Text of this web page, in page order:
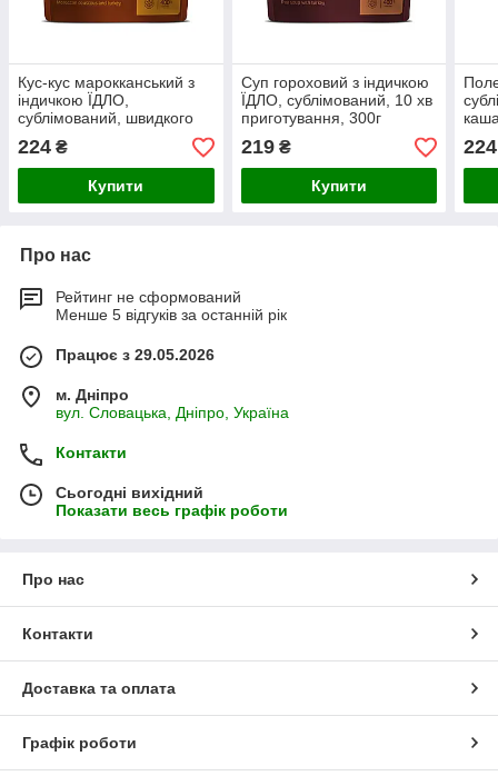
Кус-кус марокканський з
індичкою ЇДЛО,
сублімований, швидкого
приготування, 75г
224 ₴
Купити
Суп гороховий з індичкою
ЇДЛО, сублімований, 10 хв
приготування, 300г
219₴
Купити
для
224
Про нас
Рейтинг не сформований
Менше 5 відгуків за останній рік
Працює з 29.05.2026
м. Дніпро
вул. Словацька, Дніпро, Україна
Контакти
Сьогодні вихідний
Показати весь графік роботи
Про нас
Контакти
Доставка та оплата
Графік роботи